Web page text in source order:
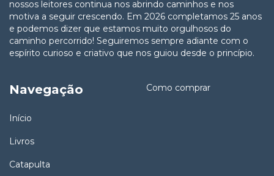
nossos leitores continua nos abrindo caminhos e nos
motiva a seguir crescendo. Em 2026 completamos 25 anos
e podemos dizer que estamos muito orgulhosos do
caminho percorrido! Seguiremos sempre adiante com o
espírito curioso e criativo que nos guiou desde o princípio.
Navegação
Início
Livros
Catapulta
Como comprar